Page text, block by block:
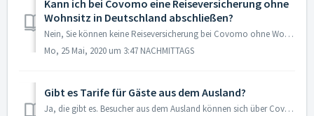
Kann ich bei Covomo eine Reiseversicherung ohne
Wohnsitz in Deutschland abschließen?
Nein, Sie können keine Reiseversicherung bei Covomo ohne Wohnsitz in Deutschland abschließen, weil die meisten Versicherer aus rechtlichen Gründen keinen Wo...
Mo, 25 Mai, 2020 um 3:47 NACHMITTAGS
Gibt es Tarife für Gäste aus dem Ausland?
Ja, die gibt es. Besucher aus dem Ausland können sich über Covomo für ihren Deutschland Aufenthalt versichern. Möglich dabei ist der Abschluss einer Reisekr...